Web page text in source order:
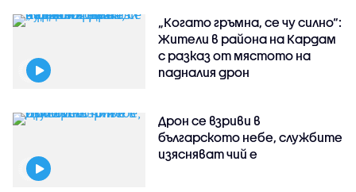
„Когато гръмна, се чу силно“:
Жители в района на Кардам
с разказ от мястото на
падналия дрон
Дрон се взриви в
българското небе, службите
изясняват чий е